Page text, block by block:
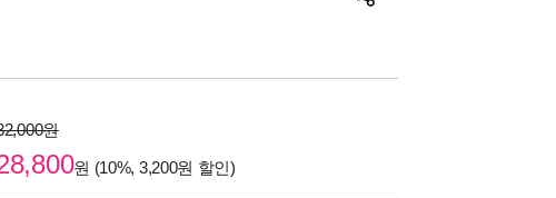
원
원 (10%, 3,200원 할인)